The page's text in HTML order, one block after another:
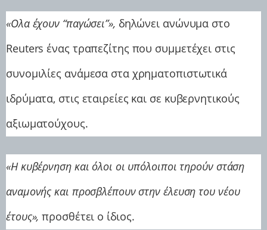
«Ολα έχουν “παγώσει”», δηλώνει ανώνυμα στο
Reuters ένας τραπεζίτης που συμμετέχει στις
συνομιλίες ανάμεσα στα χρηματοπιστωτικά
ιδρύματα, στις εταιρείες και σε κυβερνητικούς
αξιωματούχους.
«Η κυβέρνηση και όλοι οι υπόλοιποι τηρούν στάση
αναμονής και προσβλέπουν στην έλευση του νέου
έτους», προσθέτει ο ίδιος.